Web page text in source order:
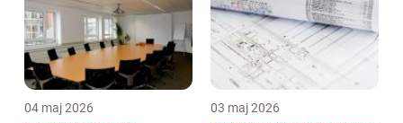
04 maj 2026 03 maj 2026